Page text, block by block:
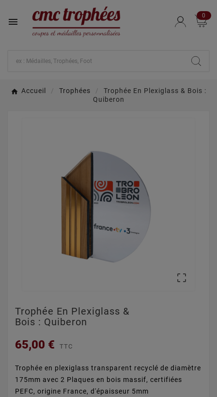

0
Accueil Trophées
Trophée En Plexiglass & Bois :
Quiberon

Trophée En Plexiglass &
Bois : Quiberon
65,00 € TTC
Trophée en plexiglass transparent recyclé de diamètre
175mm avec 2 Plaques en bois massif, certifiées
PEFC, origine France, d'épaisseur 5mm